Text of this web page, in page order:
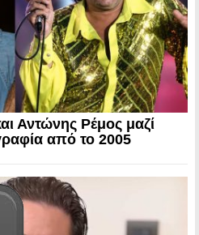
Αντώνης Ρέμος μαζί
από το 2005